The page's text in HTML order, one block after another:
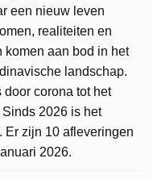
een nieuw leven
realiteiten en
komen aan bod in het
landschap.
corona tot het
2026 is het
Er zijn 10 afleveringen
2026.